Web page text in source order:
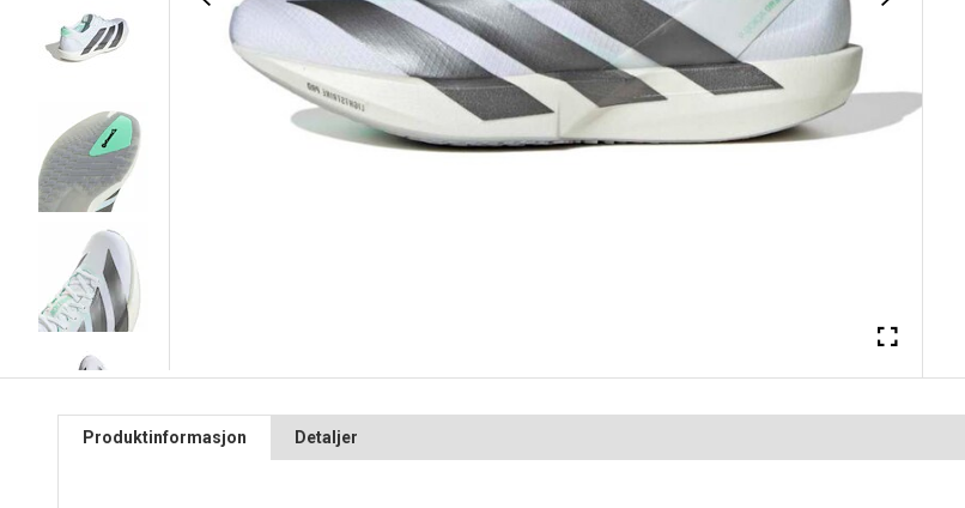
Produktinformasjon Detaljer